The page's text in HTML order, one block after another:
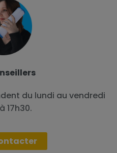
du lundi au vendredi
17h30.